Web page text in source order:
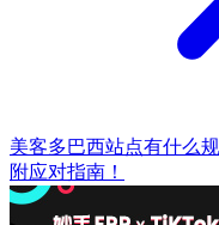
美客多巴西站点有什么
附应对指南！